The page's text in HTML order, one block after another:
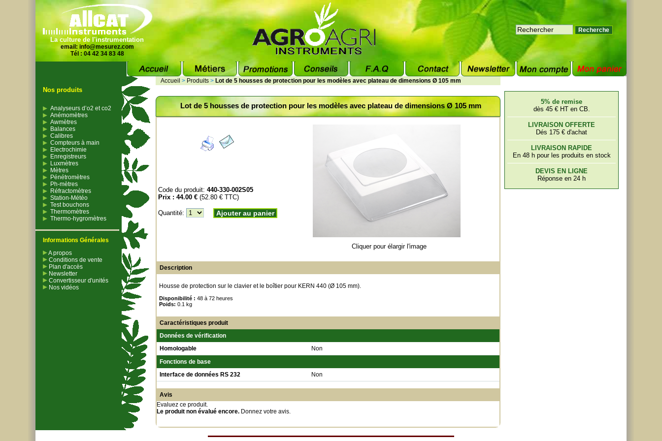
La culture de l'instrumentation
email: info@mesurez.com
Tél : 04 42 34 83 48
Nos produits
Analyseurs d’o2 et co2
Anémomètres
Awmètres
Balances
Calibres
Compteurs à main
Electrochimie
Enregistreurs
Luxmètres
Mètres
Pénétromètres
Ph-mètres
Réfractomètres
Station-Météo
Test bouchons
Thermomètres
Thermo-hygromètres
Informations Générales
A propos
Conditions de vente
Plan d'accès
Newsletter
Convertisseur d'unités
Nos vidéos
Accueil > Produits > Lot de 5 housses de protection pour les modèles avec plateau de dimensions Ø 105 mm
Lot de 5 housses de protection pour les modèles avec plateau de dimensions Ø 105 mm
Cliquer pour élargir l'image
Code du produit: 440-330-002S05
Prix : 44.00 € (52.80 € TTC)
Quantité: Ajouter au panier
Description
Housse de protection sur le clavier et le boîtier pour KERN 440 (Ø 105 mm).
Disponibilité : 48 à 72 heures
Poids: 0.1 kg
Caractéristiques produit
Données de vérification
Homologable
Non
Fonctions de base
Interface de données RS 232
Non
Avis
Evaluez ce produit.
Le produit non évalué encore. Donnez votre avis.
5% de remise
dès 45 € HT en CB.
LIVRAISON OFFERTE
Dés 175 € d'achat
LIVRAISON RAPIDE
En 48 h pour les produits en stock
DEVIS EN LIGNE
Réponse en 24 h